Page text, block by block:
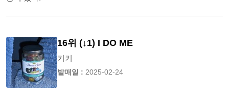
16위 (↓1) I DO ME
키키
발매일 : 2025-02-24